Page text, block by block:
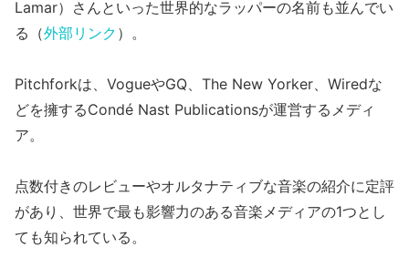
Lamar）さんといった世界的なラッパーの名前も並んでい
る（外部リンク ）。
Pitchforkは、VogueやGQ、The New Yorker、Wiredな
どを擁するCondé Nast Publicationsが運営するメディ
ア。
点数付きのレビューやオルタナティブな音楽の紹介に定評
があり、世界で最も影響力のある音楽メディアの1つとし
ても知られている。